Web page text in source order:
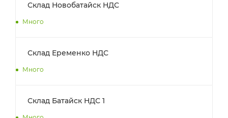
Склад Новобатайск НДС
Много
Склад Еременко НДС
Много
Склад Батайск НДС 1